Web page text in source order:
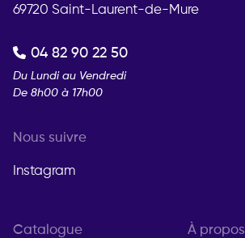
69720 Saint-Laurent-de-Mure
04 82 90 22 50
Du Lundi au Vendredi
De 8h00 à 17h00
Nous suivre
Instagram
Catalogue À propos